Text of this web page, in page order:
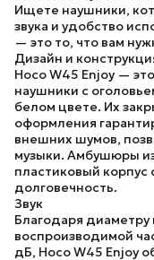
Ищете наушники,
звука и удобство
— это то, что вам
Дизайн и
Hoco W45 Enjoy —
наушники с
белом цвете. Их
оформления
внешних шумов,
музыки. Амбушюры
пластиковый
долговечность.
Звук
Благодаря
воспроизводимой
дБ, Hoco W45 Enjoy